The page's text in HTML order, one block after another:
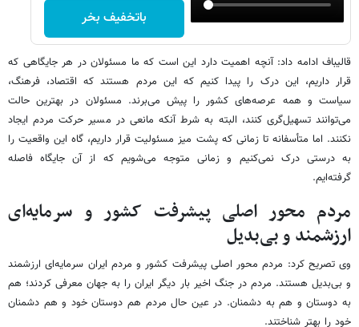
باتخفیف بخر
قالیباف ادامه داد: آنچه اهمیت دارد این است که ما مسئولان در هر جایگاهی که
قرار داریم، این درک را پیدا کنیم که این مردم هستند که اقتصاد، فرهنگ،
سیاست و همه عرصه‌های کشور را پیش می‌برند. مسئولان در بهترین حالت
می‌توانند تسهیل‌گری کنند، البته به شرط آنکه مانعی در مسیر حرکت مردم ایجاد
نکنند. اما متأسفانه تا زمانی که پشت میز مسئولیت قرار داریم، گاه این واقعیت را
به درستی درک نمی‌کنیم و زمانی متوجه می‌شویم که از آن جایگاه فاصله
گرفته‌ایم.
مردم محور اصلی پیشرفت کشور و سرمایه‌ای
ارزشمند و بی‌بدیل‌
وی تصریح کرد: مردم محور اصلی پیشرفت کشور و مردم ایران سرمایه‌ای ارزشمند
و بی‌بدیل‌ هستند. مردم در جنگ اخیر بار دیگر ایران را به جهان معرفی کردند؛ هم
به دوستان و هم به دشمنان. در عین حال مردم هم دوستان خود و هم دشمنان
خود را بهتر شناختند.